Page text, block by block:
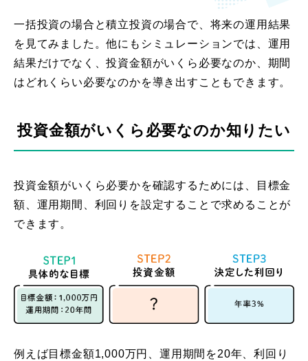
一括投資の場合と積立投資の場合で、将来の運用結果
を見てみました。他にもシミュレーションでは、運用
結果だけでなく、投資金額がいくら必要なのか、期間
はどれくらい必要なのかを導き出すこともできます。
投資金額がいくら必要なのか知りたい
投資金額がいくら必要かを確認するためには、目標金
額、運用期間、利回りを設定することで求めることが
できます。
例えば目標金額1,000万円、運用期間を20年、利回り